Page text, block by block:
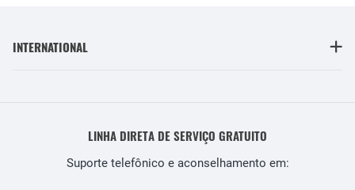
INTERNATIONAL
LINHA DIRETA DE SERVIÇO GRATUITO
Suporte telefônico e aconselhamento em: